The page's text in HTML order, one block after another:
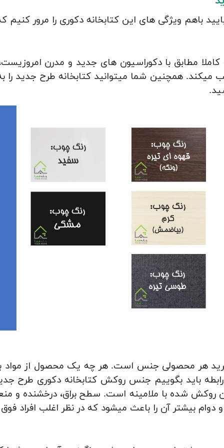
باهم ویژگی های این کتابخانه دکوری را مرور
مطابق با دکوراسیون های جدید و مدرن
میکند. همچنین شما میتوانید کتابخانه طرح جدید را
خرید هر محصولی جنس است. هر چه یک محصول از
شده با ملامینه است. سطح براق، درخشنده و
بیشتر آن را باعث میشود که در نظر اغلب افراد